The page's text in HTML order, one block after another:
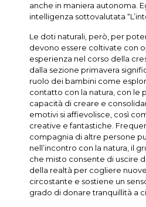
anche in maniera autonoma.
intelligenza sottovalutata
Le doti naturali, però, per
devono essere coltivate con
esperienza nel corso della
dalla sezione primavera
ruolo dei bambini come
contatto con la natura, con le
capacità di creare e
emotivi si affievolisce, così
creative e fantastiche.
compagnia di altre persone
nell’incontro con la natura, il
che misto consente di uscire
della realtà per cogliere
circostante e sostiene un
grado di donare tranquillità a